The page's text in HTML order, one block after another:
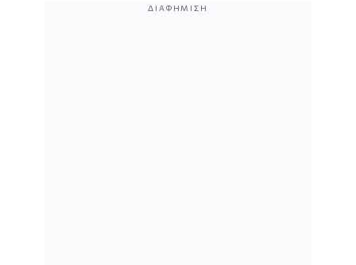
ΔΙΑΦΉΜΙΣΗ